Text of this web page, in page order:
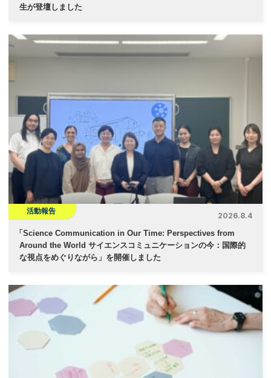
生が登壇しました
活動報告
2026.8.4
「 Science Communication in Our Time: Perspectives from
Around the World サイエンスコミュニケーションの今：国際的
な視点をめぐりながら」を開催しました